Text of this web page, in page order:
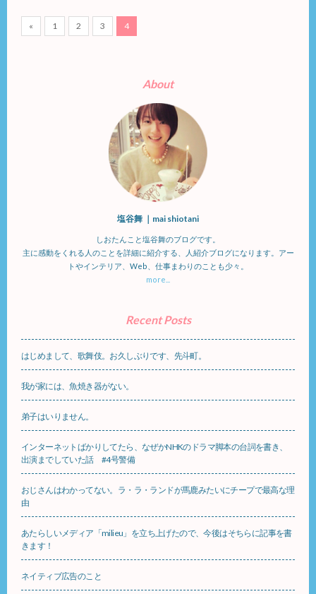
« 1 2 3 4
About
塩谷舞 ｜mai shiotani
しおたんこと塩谷舞のブログです。
主に感動をくれる人のことを詳細に紹介する、人紹介ブログになります。アー
トやインテリア、Web、仕事まわりのことも少々。
more...
Recent Posts
はじめまして、歌舞伎。お久しぶりです、先斗町。
我が家には、魚焼き器がない。
弟子はいりません。
インターネットばかりしてたら、なぜかNHKのドラマ脚本の台詞を書き、
出演までしていた話 #4号警備
おじさんはわかってない。ラ・ラ・ランドが馬鹿みたいにチープで最高な理
由
あたらしいメディア「milieu」を立ち上げたので、今後はそちらに記事を書
きます！
ネイティブ広告のこと